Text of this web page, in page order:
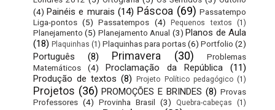
(4) Painéis e murais (14) Páscoa (69) Passatempo
Liga-pontos (5) Passatempos (4) Pequenos textos (1)
Planejamento (5) Planejamento Anual (3) Planos de Aula
(18) Plaquinhas (1) Plaquinhas para portas(6) Portfolio (2)
Português (8) Primavera (30)
Problemas
Matemáticos
(4) Proclamação da República
(11)
Produção de textos (8) Projeto Político pedagógico (1)
Projetos (36) PROMOÇÕES E BRINDES (8) Provas
Professores (4) Provinha Brasil (3) Quebra-cabeças (1)